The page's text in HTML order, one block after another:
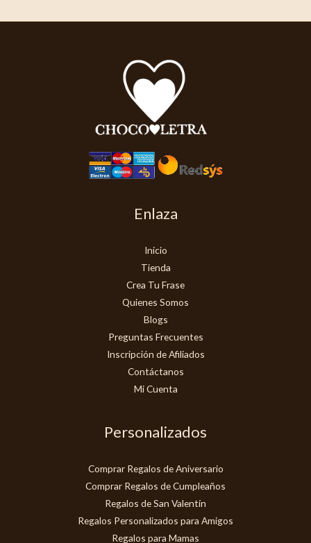
Enlaza
Inicio
Tienda
Crea Tu Frase
Quienes Somos
Blogs
Preguntas Frecuentes
Inscripción de Afiliados
Contáctanos
Mi Cuenta
Personalizados
Comprar Regalos de Aniversario
Comprar Regalos de Cumpleaños
Regalos de San Valentín
Regalos Personalizados para Amigos
Regalos para Mamas